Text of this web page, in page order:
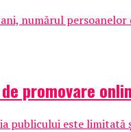
numărul
promovare
este limitată